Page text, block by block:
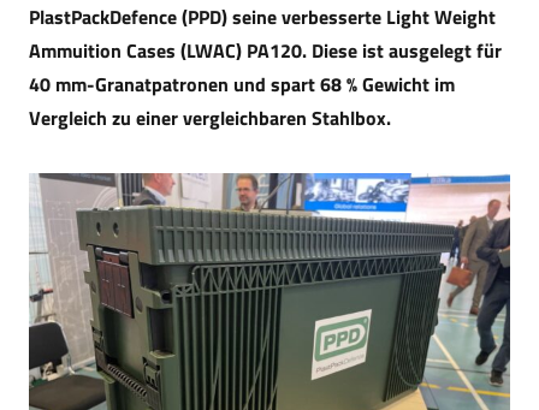
PlastPackDefence (PPD) seine verbesserte Light Weight
Ammuition Cases (LWAC) PA120. Diese ist ausgelegt für
40 mm-Granatpatronen und spart 68 % Gewicht im
Vergleich zu einer vergleichbaren Stahlbox.